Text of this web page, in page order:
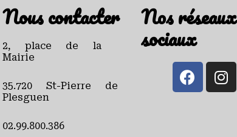
Nous contacter
2, place de la
Mairie
35.720 St-Pierre de
Plesguen
02.99.800.386
Nos réseaux
sociaux